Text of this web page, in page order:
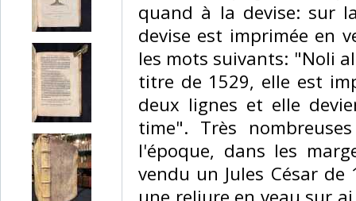
quand à la devise: sur
devise est imprimée en
les mots suivants: "Noli
titre de 1529, elle est
deux lignes et elle
time". Très
l'époque, dans les
vendu un Jules César de